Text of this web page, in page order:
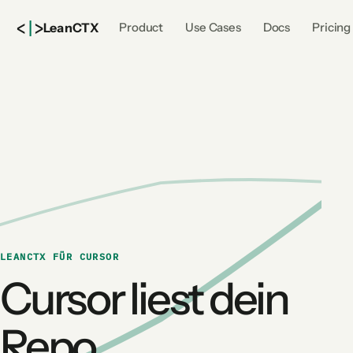
<|>LeanCTX Product Use Cases Docs Pricing
LEANCTX FÜR CURSOR
Cursor liest dein